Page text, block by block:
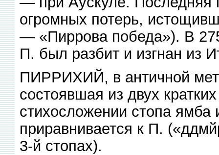
огромных потерь,
— «Пиррова победа»). В
П. был разбит и изгнан из
ПИРРИХИЙ, в античной
состоявшая из двух
стихосложении стопа ямба
приравнивается к П.
3-й стопах).